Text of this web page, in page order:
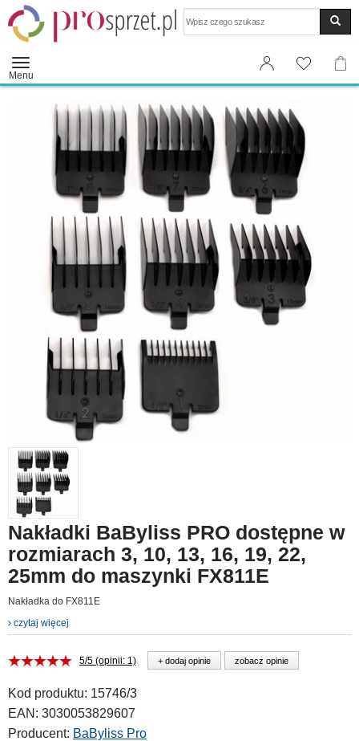
Menu
Nakładki BaByliss PRO dostępne w
rozmiarach 3, 10, 13, 16, 19, 22,
25mm do maszynki FX811E
Nakładka do FX811E
czytaj więcej
5/5 (opinii: 1) + dodaj opinie zobacz opinie
Kod produktu: 15746/3
EAN: 3030053829607
Producent: BaByliss Pro